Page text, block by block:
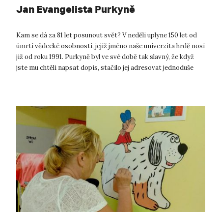
Jan Evangelista Purkyně
Kam se dá za 81 let posunout svět? V neděli uplyne 150 let od
úmrtí vědecké osobnosti, jejíž jméno naše univerzita hrdě nosí
již od roku 1991. Purkyně byl ve své době tak slavný, že když
jste mu chtěli napsat dopis, stačilo jej adresovat jednoduše